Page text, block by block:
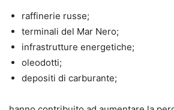
raffinerie russe;
terminali del Mar Nero;
infrastrutture energetiche;
oleodotti;
depositi di carburante;